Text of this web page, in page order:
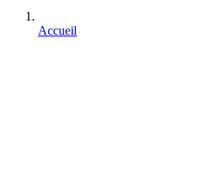
Accueil